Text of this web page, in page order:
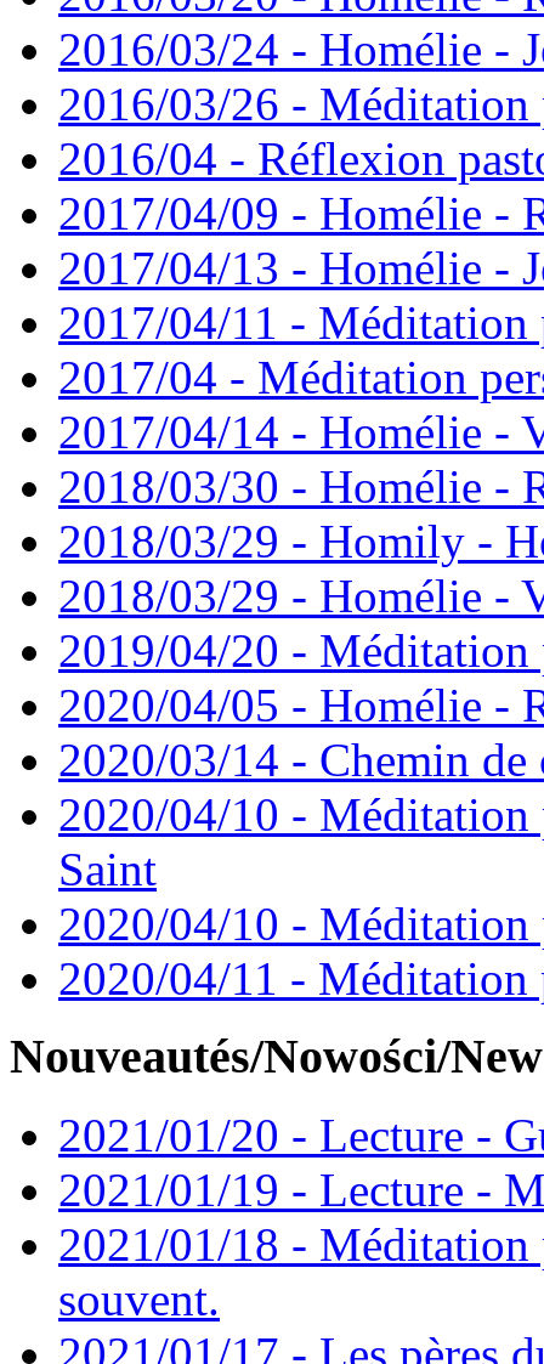
2016/03/24 - Homélie -
2016/03/26 - Méditation
2016/04 - Réflexion
2017/04/09 - Homélie -
2017/04/13 - Homélie -
2017/04/11 -
2017/04 - Méditation
2017/04/14 - Homélie -
2018/03/30 - Homélie -
2018/03/29 - Homily -
2018/03/29 - Homélie -
2019/04/20 - Méditation
2020/04/05 - Homélie -
2020/03/14 - Chemin
2020/04/10 - Méditation
Saint
2020/04/10 - Méditation
2020/04/11 - Méditation
Nouveautés/Nowości/
2021/01/20 - Lecture -
2021/01/19 - Lecture -
2021/01/18 - Méditation
souvent.